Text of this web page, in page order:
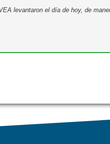
levantaron el día de hoy, de